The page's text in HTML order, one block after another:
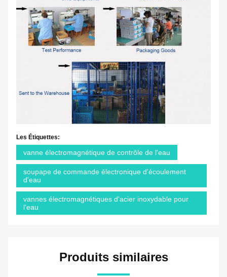
Les Étiquettes:
vanne électromagnétique de contrôle de l'eau
soupape de commande électronique d'écoulement
d'eau
vannes électromagnétiques d'acier inoxydable pour
l'eau
Produits similaires